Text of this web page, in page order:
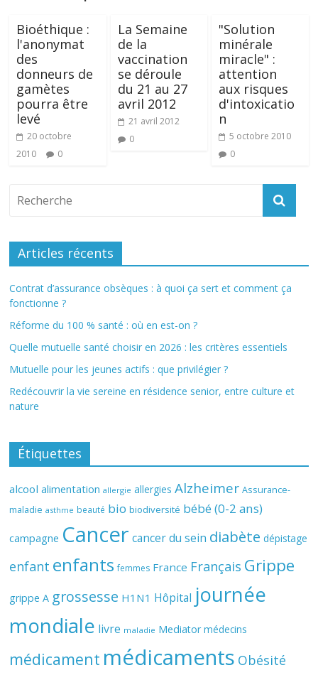
Bioéthique :
l'anonymat
des
donneurs de
gamètes
pourra être
levé
20 octobre
2010
0
La Semaine
de la
vaccination
se déroule
du 21 au 27
avril 2012
21 avril 2012
0
"Solution
minérale
miracle" :
attention
aux risques
d'intoxicatio
n
5 octobre 2010
0
Articles récents
Contrat d’assurance obsèques : à quoi ça sert et comment ça
fonctionne ?
Réforme du 100 % santé : où en est-on ?
Quelle mutuelle santé choisir en 2026 : les critères essentiels
Mutuelle pour les jeunes actifs : que privilégier ?
Redécouvrir la vie sereine en résidence senior, entre culture et
nature
Étiquettes
alcool alimentation allergie allergies Alzheimer Assurance-
maladie asthme beauté bio biodiversité bébé (0-2 ans)
campagne Cancer cancer du sein diabète dépistage
enfant enfants femmes France Français Grippe
grippe A grossesse H1N1 Hôpital journée
mondiale livre maladie Mediator médecins
médicament médicaments Obésité